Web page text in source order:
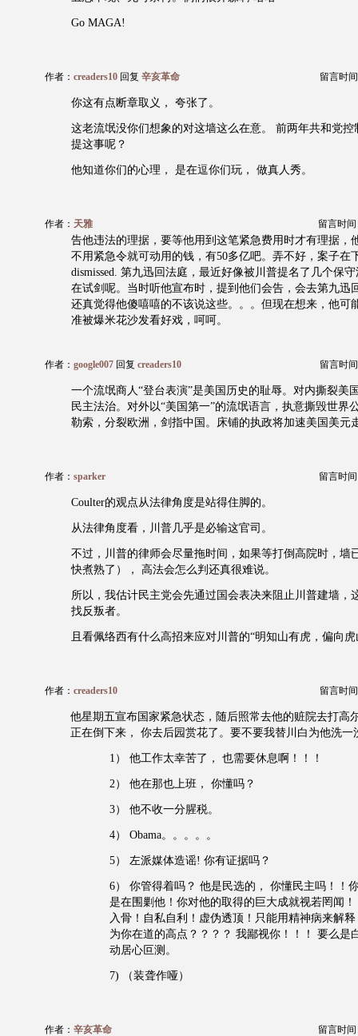
Go MAGA!
作者： creaders10 回复 辛亥革命 留言时
你这有点断章取义， 夸张了。
这老流氓没你们想象的对这墙这么在意。 前两年共和党控
提这事呢？
他知道你们的心理， 是在逗你们玩， 做真人秀。
作者： 天雅 留言时间
告他违法的理据，要等他用到这笔紧急费用时才有理据，
不用紧急令就可动用的钱，有50多亿吧。弄不好，案子在
dismissed. 第九迅回法庭，最近好像被川普提名了几个保
在试剑呢。当时听他宣布时，提到他们会告，会去第九迅
还真觉得他傻嘻嘻的不该说这些。。。但现在想来，他可
准被爆米花沙发看好戏，呵呵。
作者： google007 回复 creaders10 留言时
一个流氓商人“登台表演”是美国历史的耻辱。对内撕裂美
民主法治。对外以“美国第一”的流氓语言，执意撕毁世界
勒索，分裂欧洲，剑指中国。床铺的执政将加速美国美元
作者： sparker 留言时间
Coulter的观点从法律角度是站得住脚的。
从法律角度看，川普几乎是必输这官司。
不过，川普的律师会尽量拖时间，如果等打倒高院时，墙
快煮熟了）， 高法会怎么判还真很难说。
所以，我估计民主党会先通过国会表决来阻止川普建墙，
找反叛者。
且看佩络西有什么高招来应对川普的“明知山有虎，偏向虎
作者： creaders10 留言时
他星期五宣布国家紧急状态，随后照常去他的赃院去打高
正在倒下来， 你去后园赏花了。要不要我替川白为他洗一
1） 他工作太幸苦了， 也需要休息啊！！！
2） 他在那也上班， 你懂吗？
3） 他不收一分腥税。
4） Obama。。。。。
5） 左派媒体造谣! 你有证据吗？
6） 你管得着吗？ 他是民选的， 你懂民主吗！！
是在围剿他！你对他的取得的巨大成就视若罔闻
入骨！自私自利！虚伪透顶！只能用精神病来解
为你在道的高点？？？？ 我鄙视你！！！ 要么是
动居心叵测。
7) （装聋作哑）
作者： 辛亥革命 留言时间